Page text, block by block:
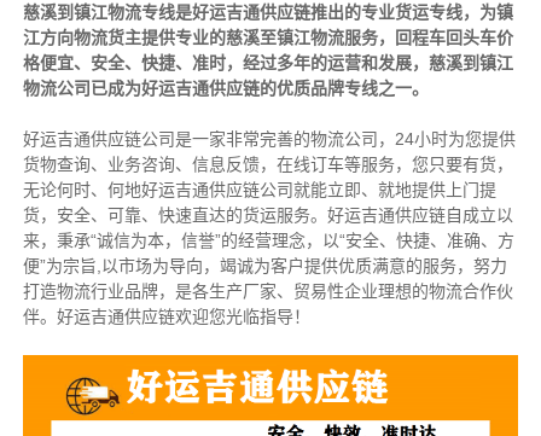
慈溪到镇江物流专线是好运吉通供应链推出的专业货运专线，为镇
江方向物流货主提供专业的慈溪至镇江物流服务，回程车回头车价
格便宜、安全、快捷、准时，经过多年的运营和发展，慈溪到镇江
物流公司已成为好运吉通供应链的优质品牌专线之一。
好运吉通供应链公司是一家非常完善的物流公司，24小时为您提供
货物查询、业务咨询、信息反馈，在线订车等服务，您只要有货，
无论何时、何地好运吉通供应链公司就能立即、就地提供上门提
货，安全、可靠、快速直达的货运服务。好运吉通供应链自成立以
来，秉承“诚信为本，信誉”的经营理念，以“安全、快捷、准确、方
便”为宗旨,以市场为导向，竭诚为客户提供优质满意的服务，努力
打造物流行业品牌，是各生产厂家、贸易性企业理想的物流合作伙
伴。好运吉通供应链欢迎您光临指导！